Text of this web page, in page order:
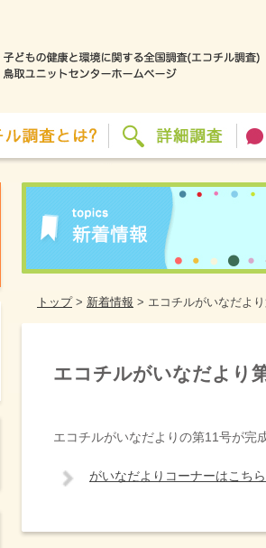
トップ> 新着情報 > エコチルがいなだよ
エコチルがいなだより
エコチルがいなだよりの第11号が完
がいなだよりコーナーはこちら